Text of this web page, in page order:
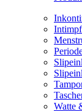
Watte